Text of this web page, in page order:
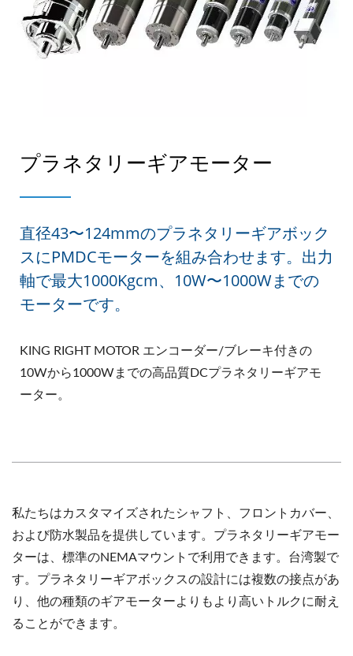
プラネタリーギアモーター
直径43〜124mmのプラネタリーギアボック
スにPMDCモーターを組み合わせます。出力
軸で最大1000Kgcm、10W〜1000Wまでの
モーターです。
KING RIGHT MOTOR エンコーダー/ブレーキ付きの
10Wから1000Wまでの高品質DCプラネタリーギアモ
ーター。
私たちはカスタマイズされたシャフト、フロントカバー、
および防水製品を提供しています。プラネタリーギアモー
ターは、標準のNEMAマウントで利用できます。台湾製で
す。プラネタリーギアボックスの設計には複数の接点があ
り、他の種類のギアモーターよりもより高いトルクに耐え
ることができます。